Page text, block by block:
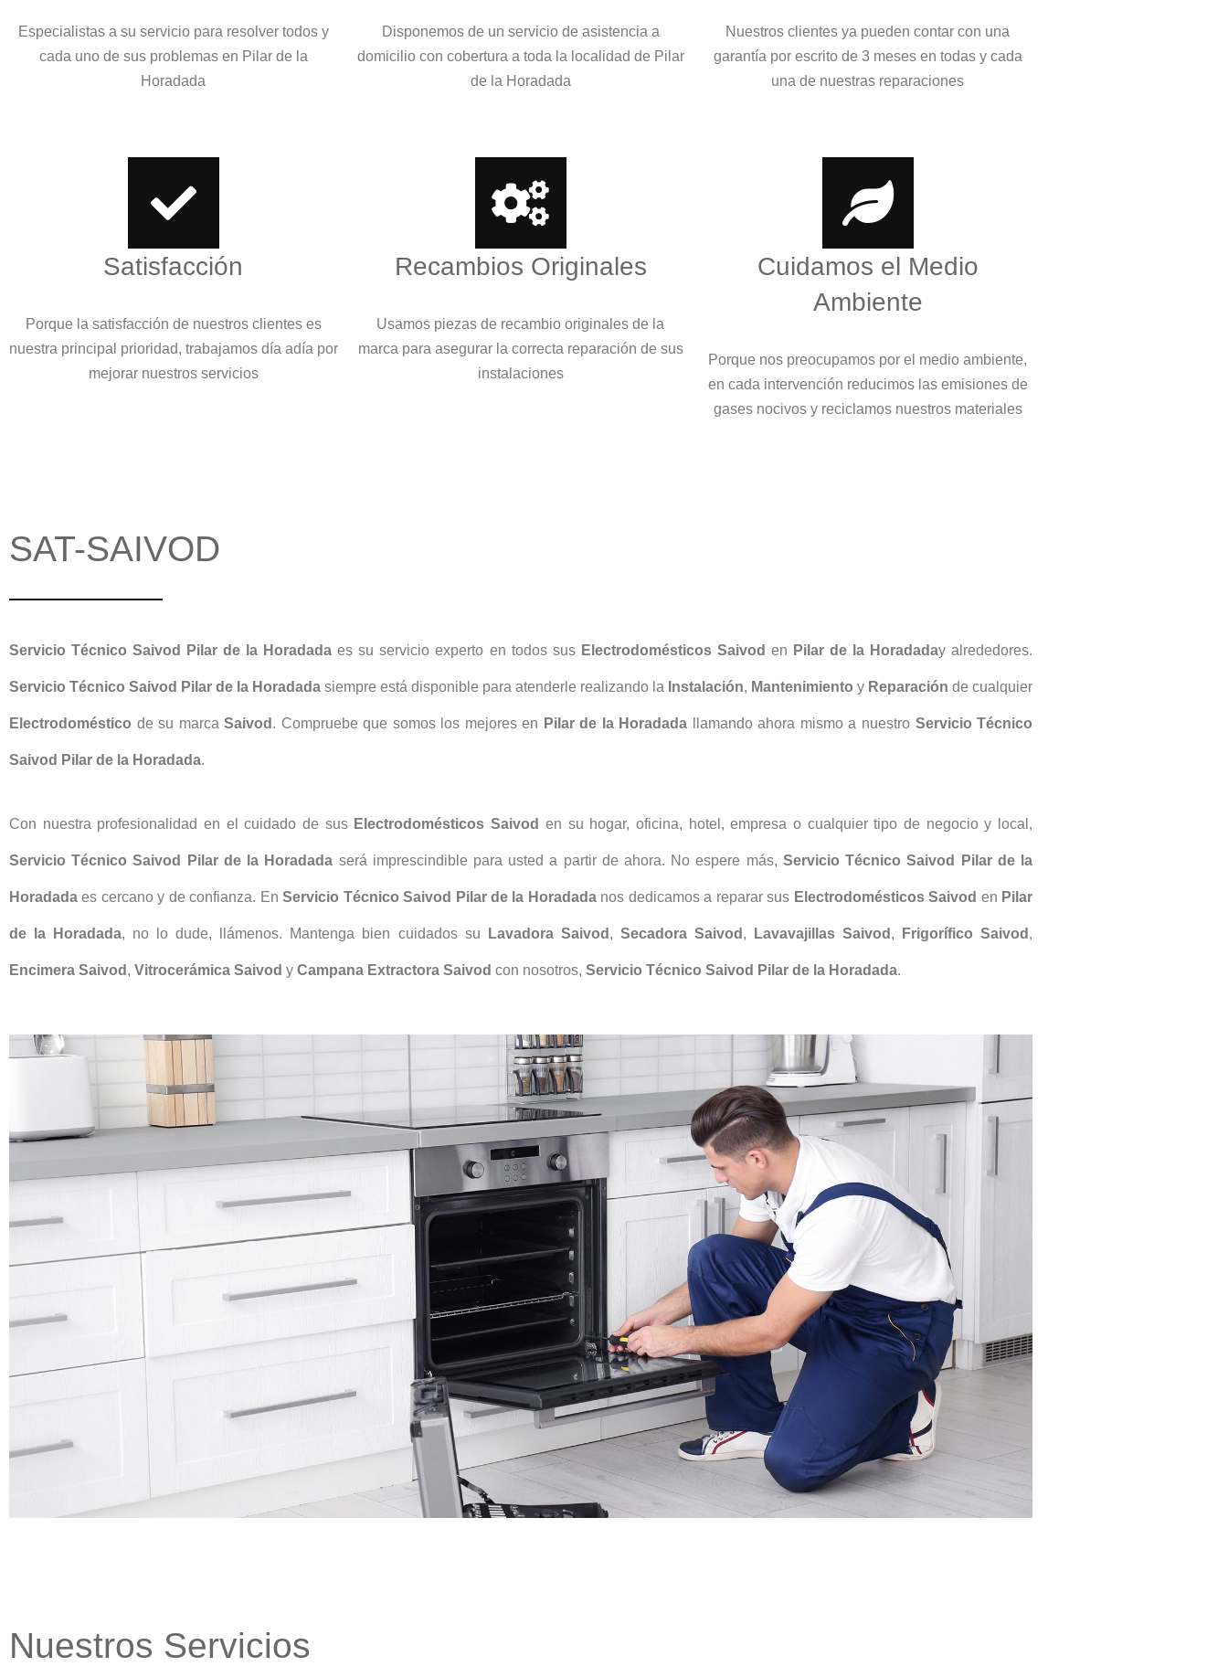
Especialistas a su servicio para resolver todos y
cada uno de sus problemas en Pilar de la
Horadada
Disponemos de un servicio de asistencia a
domicilio con cobertura a toda la localidad de Pilar
de la Horadada
Nuestros clientes ya pueden contar con una
garantía por escrito de 3 meses en todas y cada
una de nuestras reparaciones
Satisfacción
Porque la satisfacción de nuestros clientes es
nuestra principal prioridad, trabajamos día adía por
mejorar nuestros servicios
Recambios Originales
Usamos piezas de recambio originales de la
marca para asegurar la correcta reparación de sus
instalaciones
Cuidamos el Medio
Ambiente
Porque nos preocupamos por el medio ambiente,
en cada intervención reducimos las emisiones de
gases nocivos y reciclamos nuestros materiales
SAT-SAIVOD
Servicio Técnico Saivod Pilar de la Horadada es su servicio experto en todos sus Electrodomésticos Saivod en Pilar de la Horadaday alrededores.
Servicio Técnico Saivod Pilar de la Horadada siempre está disponible para atenderle realizando la Instalación, Mantenimiento y Reparación de cualquier
Electrodoméstico de su marcaSaivod . Compruebe que somos los mejores en Pilar de la Horadada llamando ahora mismo a nuestro Servicio Técnico
Saivod Pilar de la Horadada.
Con nuestra profesionalidad en el cuidado de sus Electrodomésticos Saivod en su hogar, oficina, hotel, empresa o cualquier tipo de negocio y local,
Servicio Técnico Saivod Pilar de la Horadada será imprescindible para usted a partir de ahora. No espere más, Servicio Técnico Saivod Pilar de la
Horadada es cercano y de confianza. EnServicio Técnico Saivod Pilar de la Horadadanos dedicamos a reparar sus Electrodomésticos Saivod en Pilar
de la Horadada, no lo dude, llámenos. Mantenga bien cuidados su Lavadora Saivod , Secadora Saivod , Lavavajillas Saivod , Frigorífico Saivod ,
Encimera Saivod , Vitrocerámica Saivod y Campana Extractora Saivod con nosotros, Servicio Técnico Saivod Pilar de la Horadada.
Nuestros Servicios